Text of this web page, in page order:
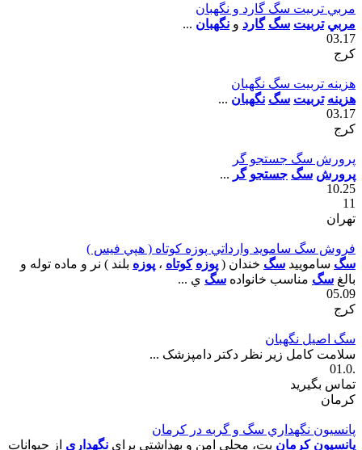
مربي تربيت سگ گارد و نگهبان
مربي تربيت سگ گارد و نگهبان ...
03.17
کرج
هزينه تربيت سگ نگهبان
هزينه تربيت سگ نگهبان ...
03.17
کرج
پرورش سگ جستجو گر
پرورش سگ جستجو گر ...
10.25
11
تهران
فروش سگ سامويد وارداتي پوزه کوتاه ( هپي فيس )
سگ ساموييد سگ خندان ( پوزه کوتاه ، پوزه بلند ) نر و ماده توله و
بالغ سگ مناسب خانواده سگ ي ...
05.09
کرج
سگ اصيل نگهبان
سلامت کامل زير نظر دکتر دامپزشک ...
.01.0
تماس بگیرید
كرمان
پانسيون نگهداري سگ و گربه در کرمان
پانسيون کرمان پت، محلي امن و بهداشتي براي نگهداري از حيوانات